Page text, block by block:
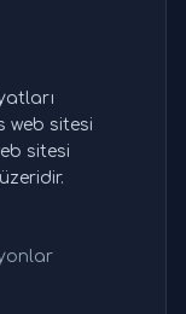
web sitesi
sitesi